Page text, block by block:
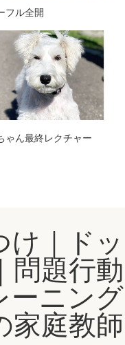
フル全開
ゃん最終レクチャー
け｜ドッ
問題行動
ーニング
家庭教師